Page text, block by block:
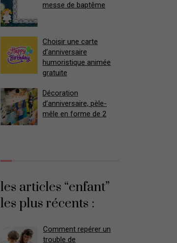
messe de baptême
Choisir une carte
d’anniversaire
humoristique animée
gratuite
Décoration
d’anniversaire, pèle-
mêle en forme de 2
les articles “enfant”
les plus récents :
Comment repérer un
trouble de